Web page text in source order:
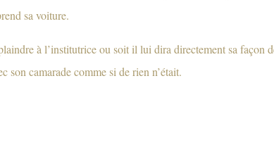
sa voiture.
à l’institutrice ou soit il lui dira directement sa façon
son camarade comme si de rien n’était.